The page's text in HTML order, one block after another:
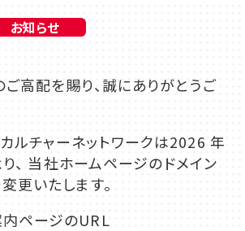
お知らせ
ご高配を賜り、誠にありがとうご
ルチャーネットワークは2026 年
り、 当社ホームページのドメイン
更いたします。
内ページのURL